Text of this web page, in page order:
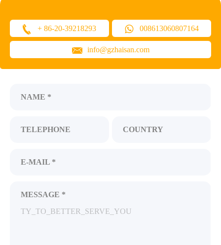
+ 86-20-39218293 008613060807164
info@gzhaisan.com
NAME *
TELEPHONE COUNTRY
E-MAIL *
MESSAGE *